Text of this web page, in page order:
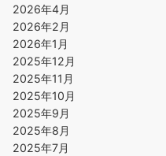
2026年4月
2026年2月
2026年1月
2025年12月
2025年11月
2025年10月
2025年9月
2025年8月
2025年7月